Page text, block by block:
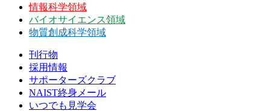
情報科学領域
バイオサイエンス領域
物質創成科学領域
刊行物
採用情報
サポーターズクラブ
NAIST終身メール
いつでも見学会